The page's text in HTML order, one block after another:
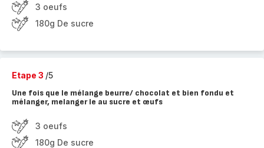
3 oeufs
180g De sucre
Etape 3 /5
Une fois que le mélange beurre/ chocolat et bien fondu et
mélanger, melanger le au sucre et œufs
3 oeufs
180g De sucre